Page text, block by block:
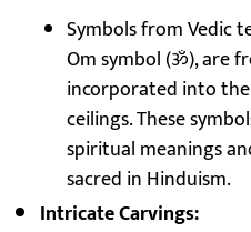
Symbols from Vedic
Om symbol (ॐ), are
incorporated into
ceilings. These
spiritual meanings
sacred in Hinduism.
Intricate Carvings: